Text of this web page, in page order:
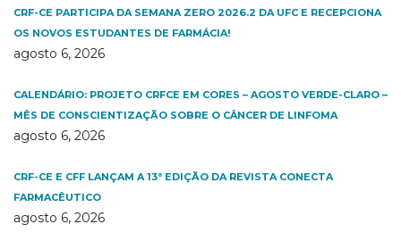
CRF-CE PARTICIPA DA SEMANA ZERO 2026.2 DA UFC E RECEPCIONA
OS NOVOS ESTUDANTES DE FARMÁCIA!
agosto 6, 2026
CALENDÁRIO: PROJETO CRFCE EM CORES – AGOSTO VERDE-CLARO –
MÊS DE CONSCIENTIZAÇÃO SOBRE O CÂNCER DE LINFOMA
agosto 6, 2026
CRF-CE E CFF LANÇAM A 13ª EDIÇÃO DA REVISTA CONECTA
FARMACÊUTICO
agosto 6, 2026